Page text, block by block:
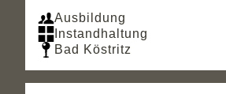
Ausbildung
Instandhaltung
Bad Köstritz